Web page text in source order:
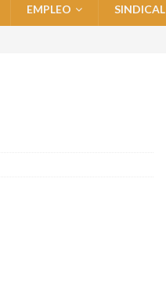
EMPLEO SINDICAL